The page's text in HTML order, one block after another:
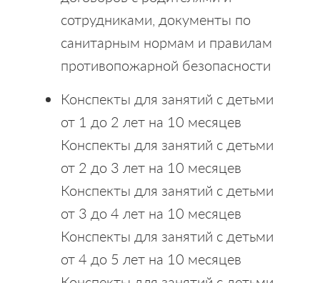
сотрудниками, документы по
санитарным нормам и правилам
противопожарной безопасности
Конспекты для занятий с детьми
от 1 до 2 лет на 10 месяцев
Конспекты для занятий с детьми
от 2 до 3 лет на 10 месяцев
Конспекты для занятий с детьми
от 3 до 4 лет на 10 месяцев
Конспекты для занятий с детьми
от 4 до 5 лет на 10 месяцев